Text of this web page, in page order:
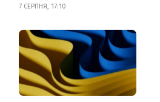
7 СЕРПНЯ, 17:10